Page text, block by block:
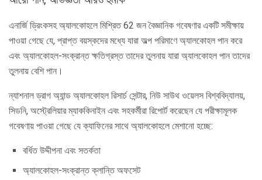
এনার্জি ড্রিংকসহ অ্যালকোহলে মিশ্রিত 62 জন বৈজ্ঞানিক গবেষণার একটি সমীক্ষায়
পাওয়া গেছে যে, প্রাপ্ত বয়স্কদের মধ্যে যারা অল্প পরিমাণে অ্যালকোহল পান করে
এবং অ্যালকোহল-সংক্রান্ত ক্ষতিগ্রস্ত তাদের তুলনায় যারা অ্যালকোহল পান তাদের
তুলনায় বেশি পান।
ন্যাশনাল ড্রাগ অ্যান্ড অ্যালকোহল রিসার্চ সেন্টার, নিউ সাউথ ওয়েলস বিশ্ববিদ্যালয়,
সিডনি, অস্ট্রেলিয়ার ম্যাককিনাইন এবং সহকর্মীরা রিপোর্ট করেছেন যে পরীক্ষামূলক
গবেষণায় পাওয়া গেছে যে ক্যাফিনের সাথে অ্যালকোহলে মেশানো হচ্ছে:
বর্ধিত উদ্দীপনা এবং সতর্কতা
অ্যালকোহল-সংক্রান্ত ক্লান্তি অফসেট